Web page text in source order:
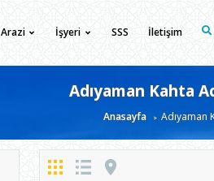
Arazi İşyeri SSS İletişim
Adıyaman Kahta
Anasayfa Adıyaman